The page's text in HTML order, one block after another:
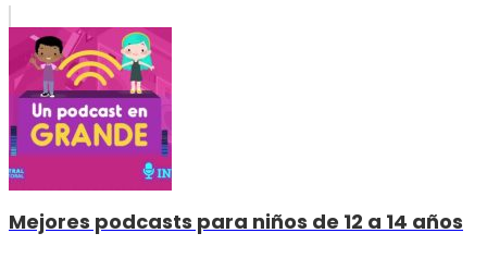
Mejores podcasts para niños de 12 a 14 años